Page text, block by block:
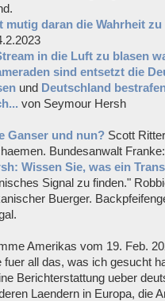
mutig daran die Wahrheit zu
in die Luft zu blasen
sind entsetzt die
und Deutschland
von Seymour Hersh
Ganser und nun? Scott
Bundesanwalt
Wissen Sie, was ein
Signal zu finden."
Buerger.
Amerikas vom 19. Feb.
fuer all das, was ich gesucht
Berichterstattung ueber
Laendern in Europa, die